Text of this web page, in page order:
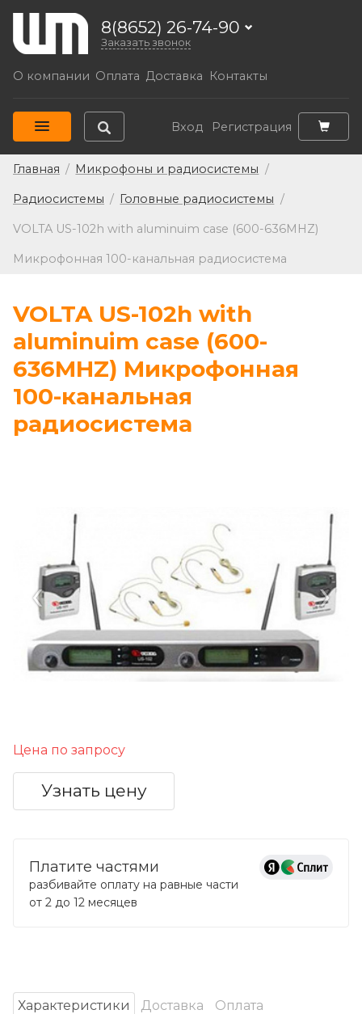
8(8652) 26-74-90
Заказать звонок
О компании Оплата Доставка Контакты
Вход Регистрация
Главная / Микрофоны и радиосистемы /
Радиосистемы / Головные радиосистемы /
VOLTA US-102h with aluminuim case (600-636MHZ)
Микрофонная 100-канальная радиосистема
VOLTA US-102h with
aluminuim case (600-
636MHZ) Микрофонная
100-канальная
радиосистема
‹ ›
Цена по запросу
Узнать цену
Платите частями
разбивайте оплату на равные части
от 2 до 12 месяцев
Характеристики Доставка Оплата